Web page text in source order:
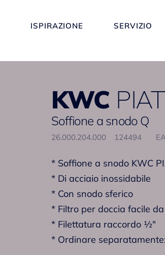
ISPIRAZIONE SERVIZIO
KWC
Soffione a snodo Q
26.000.204.000 124494
* Soffione a snodo KWC
* Di acciaio inossidabile
* Con snodo sferico
* Filtro per doccia facile
* Filettatura raccordo ½"
* Ordinare